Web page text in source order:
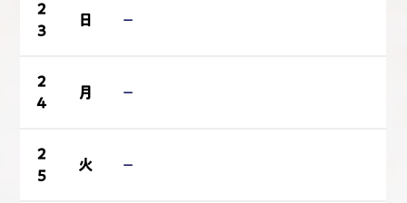
2
3
日 －
2
4
月 －
2
5
火 －